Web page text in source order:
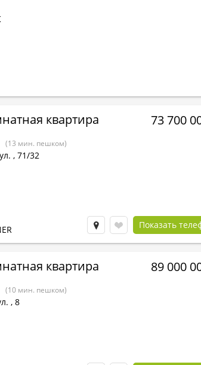
квартира
(13 мин. пешком)
, 71/32
73 700
Показать
квартира
(10 мин. пешком)
, 8
89 000